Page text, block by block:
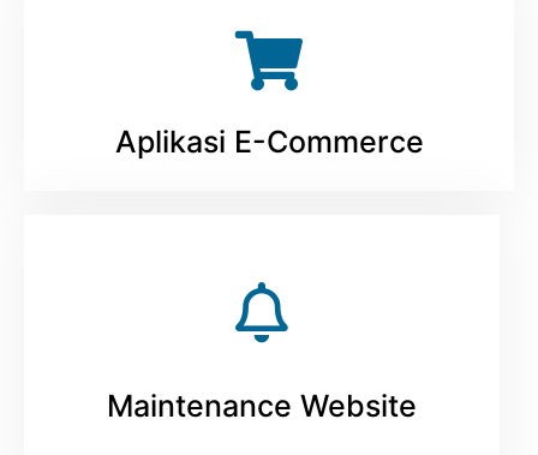
Aplikasi E-Commerce
Maintenance Website